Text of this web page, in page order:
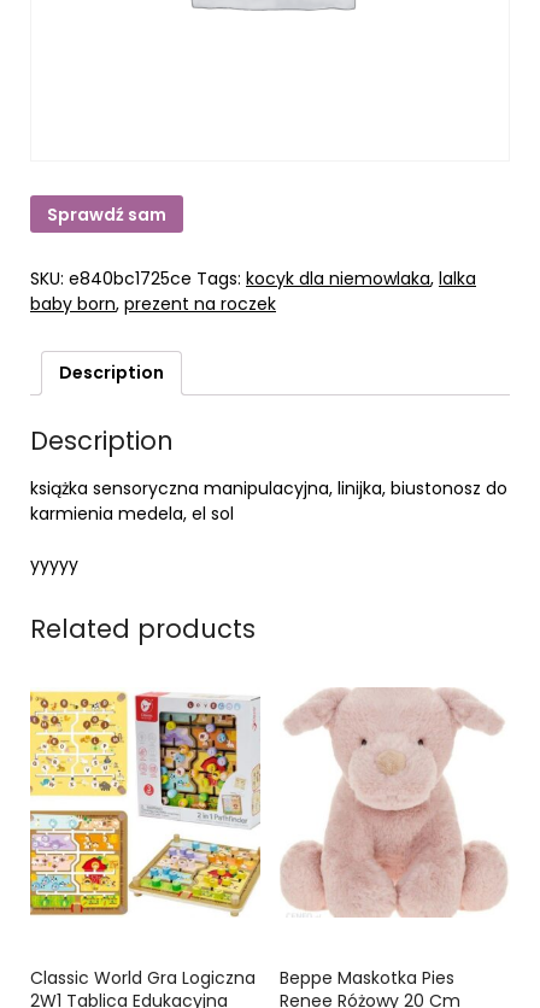
Sprawdź sam
SKU: e840bc1725ce Tags: kocyk dla niemowlaka, lalka
baby born, prezent na roczek
Description
Description
książka sensoryczna manipulacyjna, linijka, biustonosz do
karmienia medela, el sol
yyyyy
Related products
Classic World Gra Logiczna
2W1 Tablica Edukacyjna
Beppe Maskotka Pies
Renee Różowy 20 Cm